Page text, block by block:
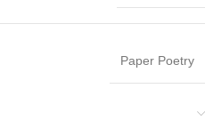
Paper Poetry